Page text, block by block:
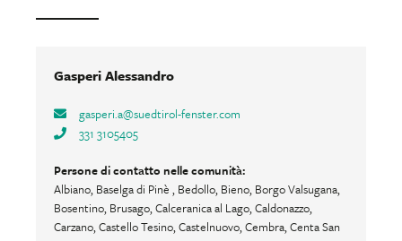
Gasperi Alessandro
gasperi.a@suedtirol-fenster.com
331 3105405
Persone di contatto nelle comunità:
Albiano, Baselga di Pinè , Bedollo, Bieno, Borgo Valsugana,
Bosentino, Brusago, Calceranica al Lago, Caldonazzo,
Carzano, Castello Tesino, Castelnuovo, Cembra, Centa San